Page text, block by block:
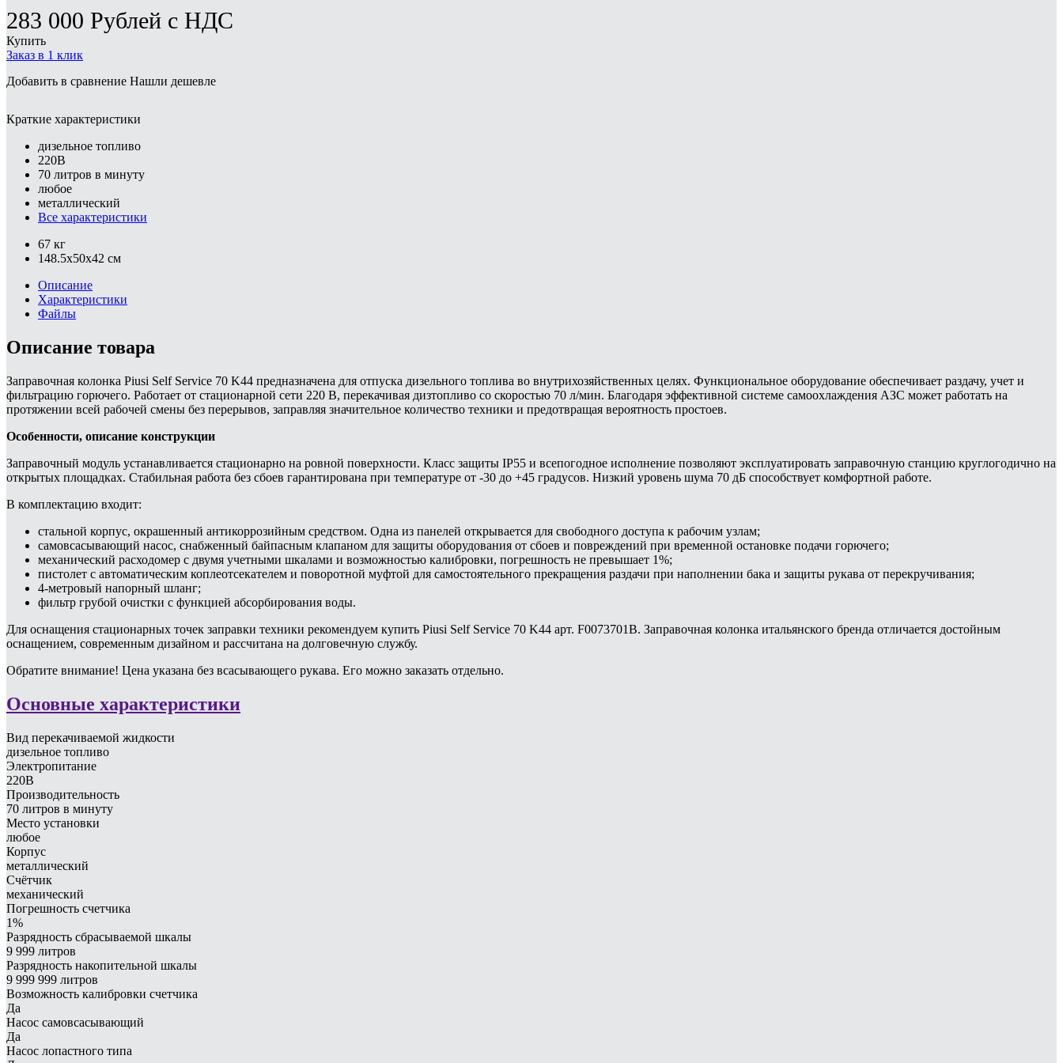
283 000 Рублей с НДС
Купить
Заказ в 1 клик
Добавить в сравнение Нашли дешевле
Краткие характеристики
дизельное топливо
220В
70 литров в минуту
любое
металлический
Все характеристики
67 кг
148.5x50x42 см
Описание
Характеристики
Файлы
Описание товара
Заправочная колонка Piusi Self Service 70 K44 предназначена для отпуска дизельного топлива во внутрихозяйственных целях. Функциональное оборудование обеспечивает раздачу, учет и
фильтрацию горючего. Работает от стационарной сети 220 В, перекачивая дизтопливо со скоростью 70 л/мин. Благодаря эффективной системе самоохлаждения АЗС может работать на
протяжении всей рабочей смены без перерывов, заправляя значительное количество техники и предотвращая вероятность простоев.
Особенности, описание конструкции
Заправочный модуль устанавливается стационарно на ровной поверхности. Класс защиты IP55 и всепогодное исполнение позволяют эксплуатировать заправочную станцию круглогодично на
открытых площадках. Стабильная работа без сбоев гарантирована при температуре от -30 до +45 градусов. Низкий уровень шума 70 дБ способствует комфортной работе.
В комплектацию входит:
стальной корпус, окрашенный антикоррозийным средством. Одна из панелей открывается для свободного доступа к рабочим узлам;
самовсасывающий насос, снабженный байпасным клапаном для защиты оборудования от сбоев и повреждений при временной остановке подачи горючего;
механический расходомер с двумя учетными шкалами и возможностью калибровки, погрешность не превышает 1%;
пистолет с автоматическим коплеотсекателем и поворотной муфтой для самостоятельного прекращения раздачи при наполнении бака и защиты рукава от перекручивания;
4-метровый напорный шланг;
фильтр грубой очистки с функцией абсорбирования воды.
Для оснащения стационарных точек заправки техники рекомендуем купить Piusi Self Service 70 K44 арт. F0073701B. Заправочная колонка итальянского бренда отличается достойным
оснащением, современным дизайном и рассчитана на долговечную службу.
Обратите внимание! Цена указана без всасывающего рукава. Его можно заказать отдельно.
Основные характеристики
Вид перекачиваемой жидкости
дизельное топливо
Электропитание
220В
Производительность
70 литров в минуту
Место установки
любое
Корпус
металлический
Счётчик
механический
Погрешность счетчика
1%
Разрядность сбрасываемой шкалы
9 999 литров
Разрядность накопительной шкалы
9 999 999 литров
Возможность калибровки счетчика
Да
Насос самовсасывающий
Да
Насос лопастного типа